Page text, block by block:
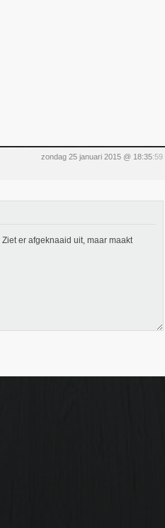
zondag 25 januari 2015 @ 18:35:59
er afgeknaaid uit, maar maakt